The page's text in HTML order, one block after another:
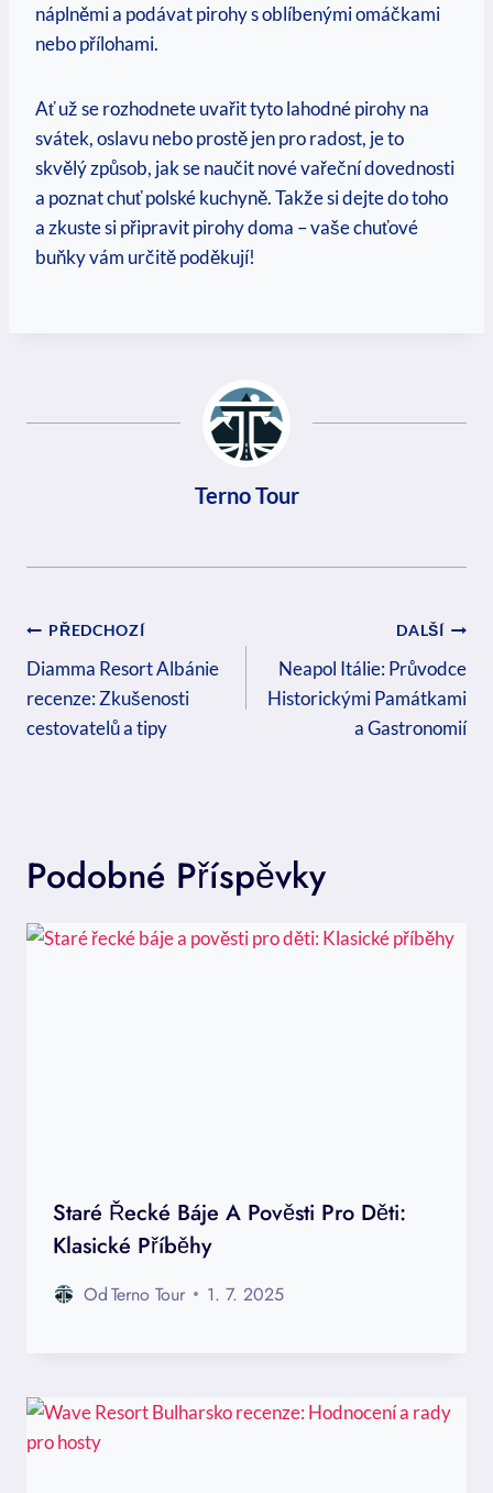
náplněmi a podávat pirohy s oblíbenými omáčkami
nebo přílohami.
Ať už se rozhodnete uvařit tyto lahodné pirohy na
svátek, oslavu nebo prostě jen pro radost, je to
skvělý způsob, jak se naučit nové vařeční dovednosti
a poznat chuť polské kuchyně. Takže si dejte do toho
a zkuste si připravit pirohy doma – vaše chuťové
buňky vám určitě poděkují!
Terno Tour
Navigace
Pro
Příspěvek
PŘEDCHOZÍ
Diamma Resort Albánie
recenze: Zkušenosti
cestovatelů a tipy
DALŠÍ
Neapol Itálie: Průvodce
Historickými Památkami
a Gastronomií
Podobné Příspěvky
Staré Řecké Báje A Pověsti Pro Děti:
Klasické Příběhy
OdTerno Tour 1. 7. 2025